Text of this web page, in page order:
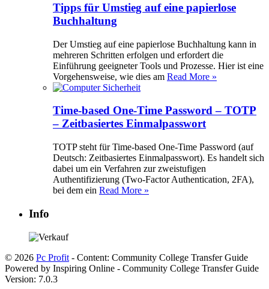
Tipps für Umstieg auf eine papierlose
Buchhaltung
Der Umstieg auf eine papierlose Buchhaltung kann in
mehreren Schritten erfolgen und erfordert die
Einführung geeigneter Tools und Prozesse. Hier ist eine
Vorgehensweise, wie dies am Read More »
Time-based One-Time Password – TOTP
– Zeitbasiertes Einmalpasswort
TOTP steht für Time-based One-Time Password (auf
Deutsch: Zeitbasiertes Einmalpasswort). Es handelt sich
dabei um ein Verfahren zur zweistufigen
Authentifizierung (Two-Factor Authentication, 2FA),
bei dem ein Read More »
Info
© 2026 Pc Profit - Content: Community College Transfer Guide
Powered by Inspiring Online - Community College Transfer Guide
Version: 7.0.3